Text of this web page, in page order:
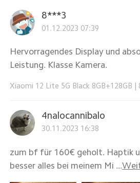
8***3
01.12.2023 07:39
Hervorragendes Display und
Leistung. Klasse Kamera.
Xiaomi 12 Lite 5G Black 8GB+128GB
4nalocannibalo
30.11.2023 16:38
zum bf für 160€ geholt. Haptik
besser alles bei meinem Mi ...